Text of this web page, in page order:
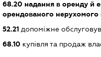
68.20надання в оренду й
орендованого нерухомого
52.21допоміжне
68.10купівля та продаж